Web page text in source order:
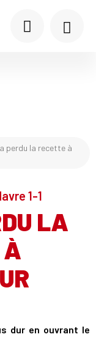
perdu la recette à
1-1
LA
À
dur en ouvrant le